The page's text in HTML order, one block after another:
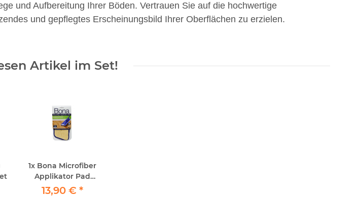
und Aufbereitung Ihrer Böden. Vertrauen Sie auf die hochwertige
und gepflegtes Erscheinungsbild Ihrer Oberflächen zu erzielen.
Artikel im Set!
1x Bona Microfiber
Applikator Pad
waschbar
13,90 € *